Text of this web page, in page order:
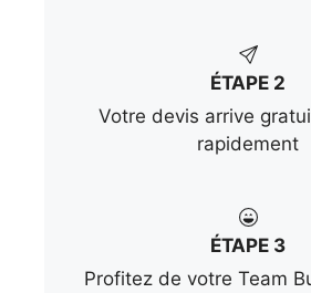
ÉTAPE 2
Votre devis arrive
rapidement
ÉTAPE 3
Profitez de votre Team